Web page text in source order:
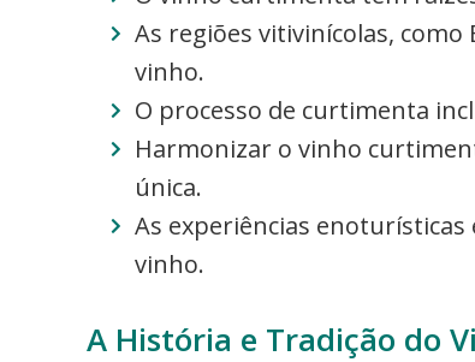
As regiões vitivinícolas, como
vinho.
O processo de curtimenta
Harmonizar o vinho
única.
As experiências
vinho.
A História e Tradição do